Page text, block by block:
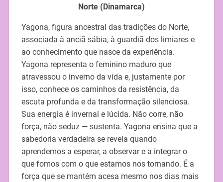
Norte (Dinamarca)
Yagona, figura ancestral das tradições do Norte,
associada à anciã sábia, à guardiã dos limiares e
ao conhecimento que nasce da experiência.
Yagona representa o feminino maduro que
atravessou o inverno da vida e, justamente por
isso, conhece os caminhos da resistência, da
escuta profunda e da transformação silenciosa.
Sua energia é invernal e lúcida. Não corre, não
força, não seduz — sustenta. Yagona ensina que a
sabedoria verdadeira se revela quando
aprendemos a esperar, a observar e a integrar o
que fomos com o que estamos nos tornando. É a
força que se mantém acesa mesmo nos dias mais